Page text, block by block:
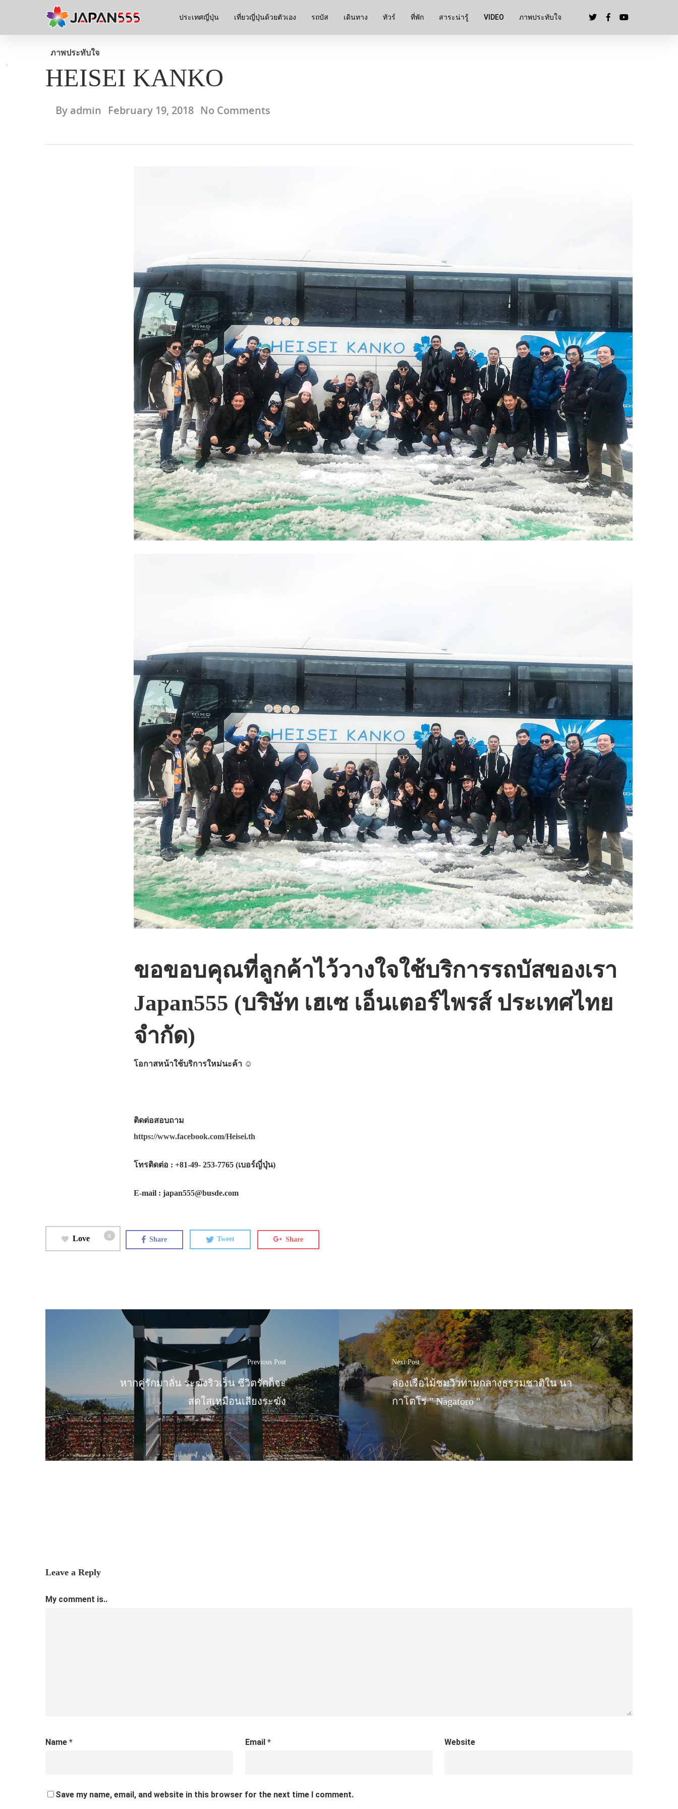
ประเทศญี่ปุ่น เที่ยวญี่ปุ่นด้วยตัวเอง รถบัส เดินทาง ทัวร์ ที่พัก สาระน่ารู้ VIDEO ภาพประทับใจ
ภาพประทับใจ
HEISEI KANKO
By admin February 19, 2018 No Comments
ขอขอบคุณที่ลูกค้าไว้วางใจใช้บริการรถบัสของเรา
Japan555 (บริษัท เฮเซ เอ็นเตอร์ไพรส์ ประเทศไทย
จำกัด)
โอกาสหน้าใช้บริการใหม่นะค้า ☺️
ติดต่อสอบถาม
https://www.facebook.com/Heisei.th
โทรติดต่อ : +81-49- 253-7765 (เบอร์ญี่ปุ่น)
E-mail : japan555@busde.com
Love 0 Share Tweet Share
Previous Post
หากคู่รักมาลั่น ระฆังริวเร็น ชีวิตรักก็จะ
สดใสเหมือนเสียงระฆัง
Next Post
ล่องเรือไม้ชมวิวท่ามกลางธรรมชาติใน นา
กาโตโร่ " Nagatoro "
Leave a Reply
My comment is..
Name * Email * Website
Save my name, email, and website in this browser for the next time I comment.